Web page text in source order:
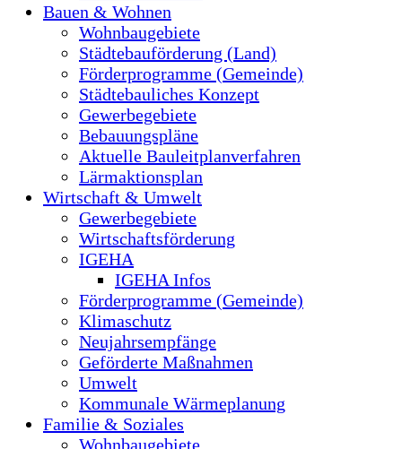
Bauen & Wohnen
Wohnbaugebiete
Städtebauförderung (Land)
Förderprogramme (Gemeinde)
Städtebauliches Konzept
Gewerbegebiete
Bebauungspläne
Aktuelle Bauleitplanverfahren
Lärmaktionsplan
Wirtschaft & Umwelt
Gewerbegebiete
Wirtschaftsförderung
IGEHA
IGEHA Infos
Förderprogramme (Gemeinde)
Klimaschutz
Neujahrsempfänge
Geförderte Maßnahmen
Umwelt
Kommunale Wärmeplanung
Familie & Soziales
Wohnbaugebiete